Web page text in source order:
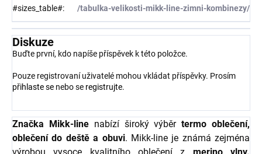
#sizes_table#: /tabulka-velikosti-mikk-line-zimni-kombinezy/
Diskuze
Buďte první, kdo napíše příspěvek k této položce.
Pouze registrovaní uživatelé mohou vkládat příspěvky. Prosím
přihlaste se nebo se registrujte.
Značka Mikk-linenabízí široký výběrtermo oblečení,
oblečení do deště a obuvi. Mikk-line je známá zejména